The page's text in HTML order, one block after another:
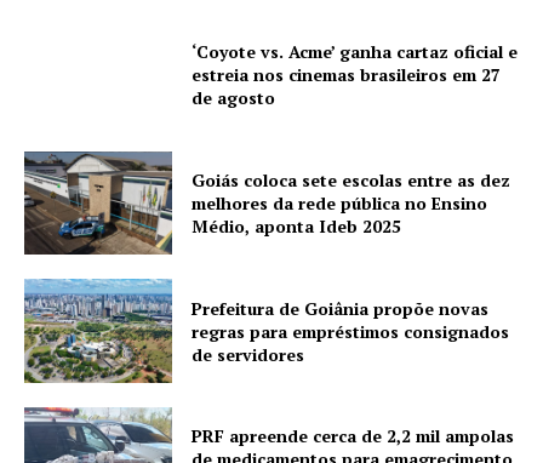
‘Coyote vs. Acme’ ganha cartaz oficial e
estreia nos cinemas brasileiros em 27
de agosto
Goiás coloca sete escolas entre as dez
melhores da rede pública no Ensino
Médio, aponta Ideb 2025
Prefeitura de Goiânia propõe novas
regras para empréstimos consignados
de servidores
PRF apreende cerca de 2,2 mil ampolas